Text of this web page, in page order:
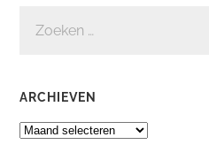
NAAR:
ARCHIEVEN
ARCHIEVEN